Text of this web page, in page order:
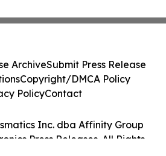
Inc. dba Affinity Group
Press Releases. All Rights
ArchiveSubmit Press Release
Copyright/DMCA Policy
PolicyContact